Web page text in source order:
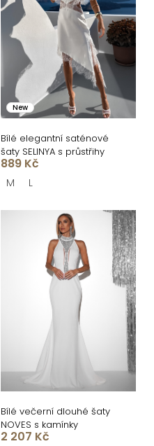
New
Bílé elegantní saténové
šaty SELINYA s průstřihy
889 Kč
M L
Bílé večerní dlouhé šaty
NOVES s kamínky
2 207 Kč